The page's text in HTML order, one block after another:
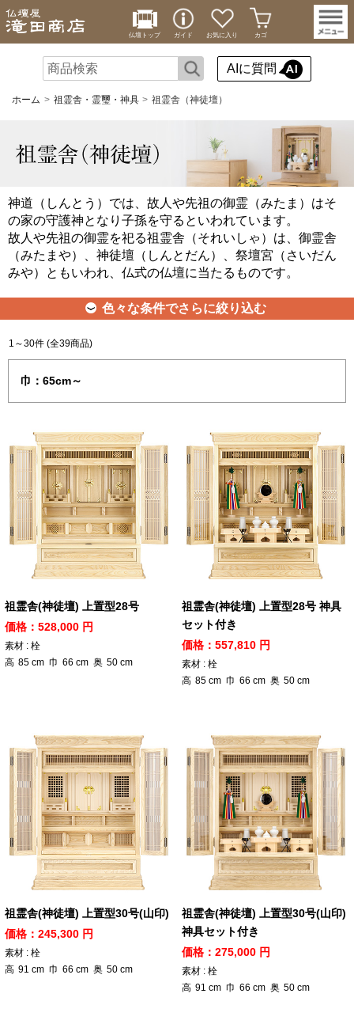
仏壇トップ ガイド お気に入り カゴ
AIに質問
ホーム 祖霊舎・霊璽・神具 祖霊舎（神徒壇）
神道（しんとう）では、故人や先祖の御霊（みたま）はそ
の家の守護神となり子孫を守るといわれています。
故人や先祖の御霊を祀る祖霊舎（それいしゃ）は、御霊舎
（みたまや）、神徒壇（しんとだん）、祭壇宮（さいだん
みや）ともいわれ、仏式の仏壇に当たるものです。
色々な条件でさらに絞り込む
1～30件 (全39商品)
巾：65cm～
祖霊舎(神徒壇) 上置型28号
価格：528,000 円
素材 : 栓
高 85 cm 巾 66 cm 奥 50 cm
祖霊舎(神徒壇) 上置型28号 神具
セット付き
価格：557,810 円
素材 : 栓
高 85 cm 巾 66 cm 奥 50 cm
祖霊舎(神徒壇) 上置型30号(山印)
価格：245,300 円
素材 : 栓
高 91 cm 巾 66 cm 奥 50 cm
祖霊舎(神徒壇) 上置型30号(山印)
神具セット付き
価格：275,000 円
素材 : 栓
高 91 cm 巾 66 cm 奥 50 cm